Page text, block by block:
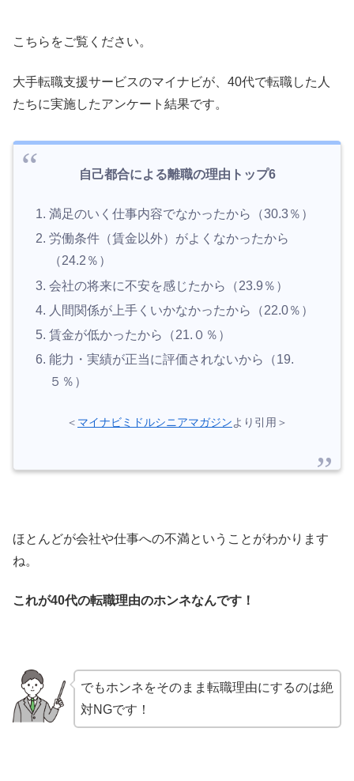
こちらをご覧ください。
大手転職支援サービスのマイナビが、40代で転職した人
たちに実施したアンケート結果です。
自己都合による離職の理由トップ6
満足のいく仕事内容でなかったから（30.3％）
労働条件（賃金以外）がよくなかったから
（24.2％）
会社の将来に不安を感じたから（23.9％）
人間関係が上手くいかなかったから（22.0％）
賃金が低かったから（21.０％）
能力・実績が正当に評価されないから（19.
５％）
＜ マイナビミドルシニアマガジンより引用＞
ほとんどが会社や仕事への不満ということがわかります
ね。
これが40代の転職理由のホンネなんです！
でもホンネをそのまま転職理由にするのは絶
対NGです！